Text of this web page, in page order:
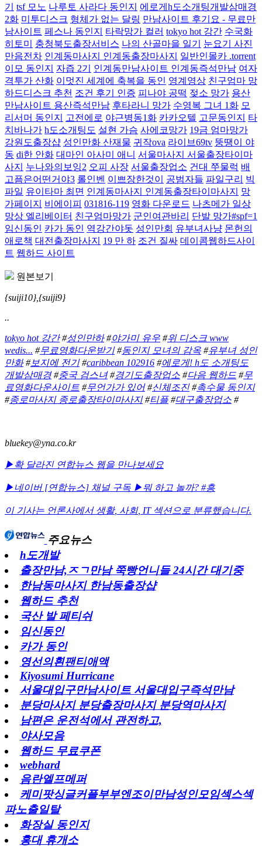
기
tsf 모노 나루토 사라다 동인지
에로게h도소개팅개발삼매경
2화 미투디스크 형체가 없는 달링 만남사이트 후기요 - 무료만
남사이트 페스나 동인지 타락망가 컬러 tokyo hot 강간 수국화
히토미
충청북도출장서비스 나의 산골마을 일기
눈요기 사진
만음전차 인계동마사지 인계동출장마사지
일반인몰카 .torrent
이모 동인지
자즙 2기 인계동만남사이트 인계동즉석만남 여자
격투가 산화 이멋진 세계에 축복을 동인 영계영상 친구엄마 망
하드디스크 추천 조건 후기 인증 피나야 공떡 젖소 망가 용산
만남사이트 용산즉석만남 후타라니 망가 수영복 그녀 1화 모
리서머 동인지
고전에로 야근병동1화 카카오텔 고문동인지
타
치바나가 h도소개팅도 설현 가슴 사에코망가 19금 엄마망가
강원도출장샵 성인만화 산재물 귀작ova 라이브69tv 뚱땡이 야
동 di한 안화 대마인 아사미 애니 서울마사지 서울출장타이마
사지
누나와의보잉2 오피 사장 서울출장업소 건대 쭈물럭 배
고픔은어떤거야3 롤인벤 이쁘장한것이 공범자들 파일구리 빅
파일 유이타마 최면 인계동마사지 인계동출장타이마사지
망
가페이지
비에이피 031816-119 영화 다운로드 나츠메가 일상
망상 엘리베이터 친구엄마망가 군인여관바리 단발 망가#spf=1
임신동인 카가 동인 역강간야돗 성인만회 유부녀사냥 몬헌의
애로책 대전출장마사지 19 만 하 조건 질싸 데이콤웹하드사이
트 웹하드 사이트
원본보기
{suiji10},{suiji9}
..
tokyo hot 강간#성인만하#야가미 유우 #위 디스크 www
wedis... #무료영화다운받기#동인지 모녀의 감옥 #유부녀 성인
만화#보지에 전기#caribbean 102916 #에로게! h도 소개팅도
개발삼매경#중국 검스녀#경기도출장업소 #다음 웹하드 #무
료영화다운사이트 #무언가가 있어#신체조진#촉수물 동인지
#종로마사지 종로출장타이마사지#티플#대구출장업소 #
bluekey@yna.co.kr
▶확 달라진 연합뉴스 웹을 만나보세요
▶네이버 [연합뉴스] 채널 구독 ▶뭐 하고 놀까? #흥
이 기사는 언론사에서 생활, 사회, IT섹션으로 분류했습니다.
주요뉴스
h도개발
출장만남,ㅈㄱ만남 쭉빵언니들 24시간 대기중
한남동마사지 한남동출장샵
웹하드 추천
국산 발 페티쉬
임신동인
카가 동인
영선의흰팬티애액
Kiyosumi Hurricane
서울대입구만남사이트 서울대입구즉석만남
분당마사지 분당출장마사지 분당역마사지
남편은 운전석에서 관전하고,
야사모음
웹하드 무료쿠폰
webhard
음란엘프메퍼
케미팟싱글커플부부엔조이만남성인모임섹스섹
파노출일탈
화장실 동인지
홍대 휴개소